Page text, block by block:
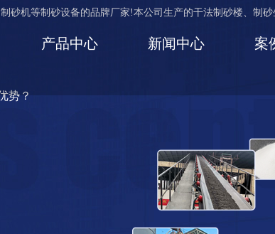
砂机等制砂设备的品牌厂家!本公司生产的干法制砂楼、制
产品中心 新闻中心 案
势？